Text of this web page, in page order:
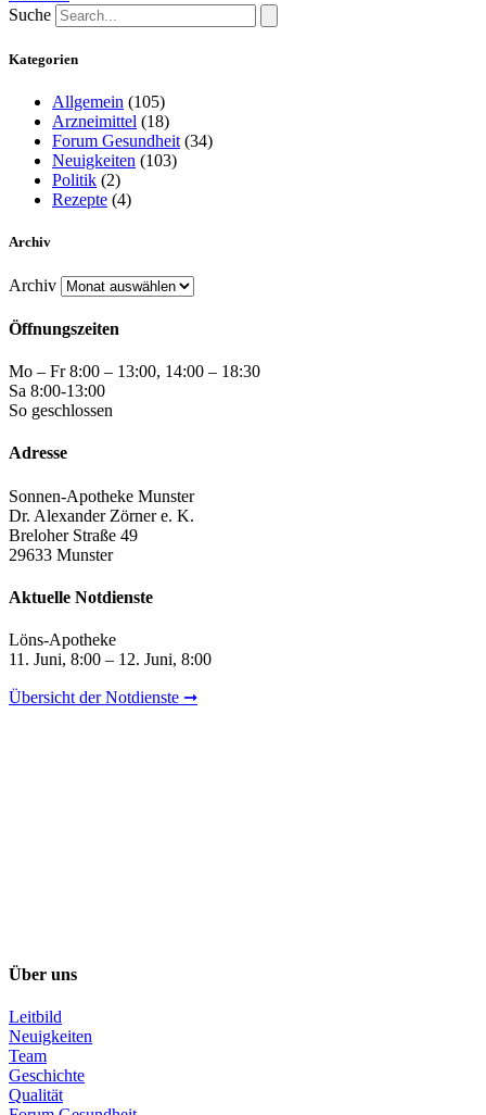
Suche
Kategorien
Allgemein (105)
Arzneimittel (18)
Forum Gesundheit (34)
Neuigkeiten (103)
Politik (2)
Rezepte (4)
Archiv
Archiv
Öffnungszeiten
Mo – Fr 8:00 – 13:00, 14:00 – 18:30
Sa 8:00-13:00
So geschlossen
Adresse
Sonnen-Apotheke Munster
Dr. Alexander Zörner e. K.
Breloher Straße 49
29633 Munster
Aktuelle Notdienste
Löns-Apotheke
11. Juni, 8:00 – 12. Juni, 8:00
Übersicht der Notdienste ➞
Über uns
Leitbild
Neuigkeiten
Team
Geschichte
Qualität